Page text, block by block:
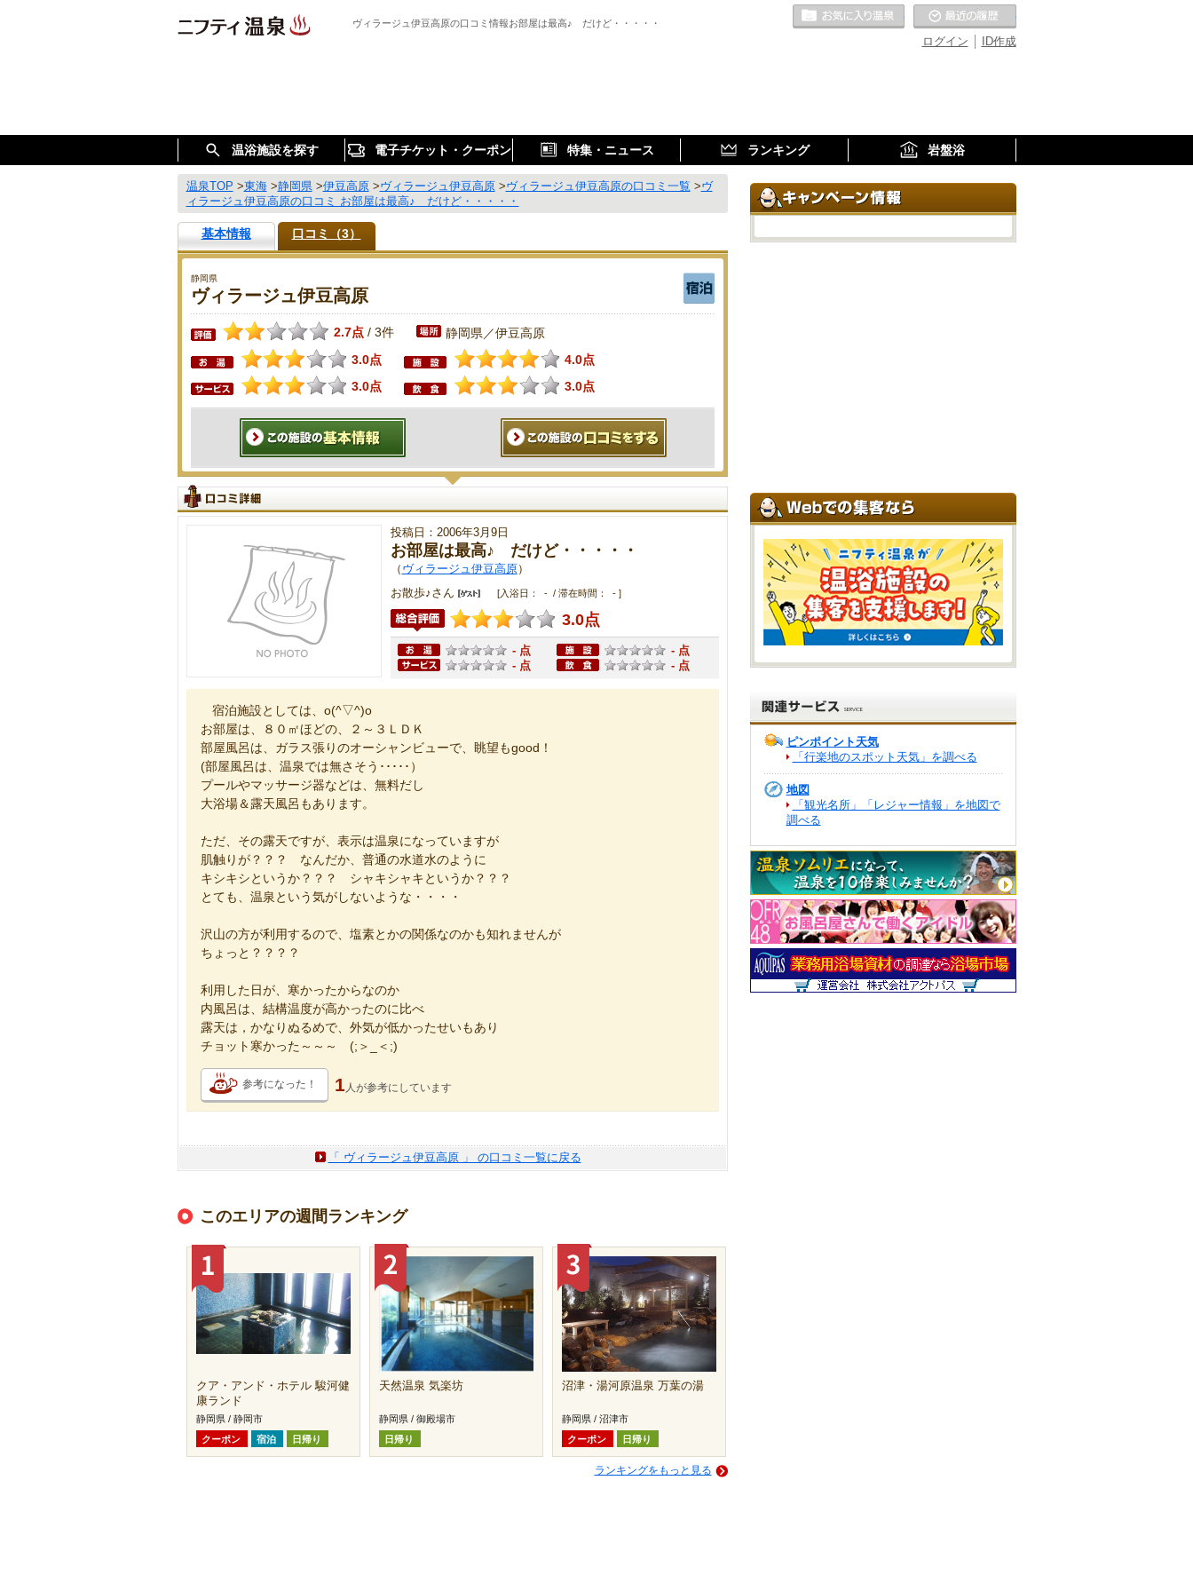
ヴィラージュ伊豆高原の口コミ情報お部屋は最高♪ だけど・・・・・
ID作成
ログイン
お気に入りの温泉
温浴施設を探す 電子チケット・クーポン 特集・ニュース ランキング 岩盤浴
温泉TOP >東海>静岡県>伊豆高原>ヴィラージュ伊豆高原>ヴィラージュ伊豆高原の口コミ一覧 >ヴ
ィラージュ伊豆高原の口コミ お部屋は最高♪ だけど・・・・・
基本情報 口コミ（3）
静岡県
ヴィラージュ伊豆高原
2.7点 / 3件 静岡県／伊豆高原
3.0点
4.0点
3.0点
3.0点
投稿日：2006年3月9日
お部屋は最高♪ だけど・・・・・
（ ヴィラージュ伊豆高原）
お散歩♪さん
[入浴日： - / 滞在時間： - ]
3.0点
- 点
- 点
- 点
- 点
宿泊施設としては、o(^▽^)o
お部屋は、８０㎡ほどの、２～３ＬＤＫ
部屋風呂は、ガラス張りのオーシャンビューで、眺望もgood！
(部屋風呂は、温泉では無さそう･････）
プールやマッサージ器などは、無料だし
大浴場＆露天風呂もあります。
ただ、その露天ですが、表示は温泉になっていますが
肌触りが？？？ なんだか、普通の水道水のように
キシキシというか？？？ シャキシャキというか？？？
とても、温泉という気がしないような・・・・
沢山の方が利用するので、塩素とかの関係なのかも知れませんが
ちょっと？？？？
利用した日が、寒かったからなのか
内風呂は、結構温度が高かったのに比べ
露天は，かなりぬるめで、外気が低かったせいもあり
チョット寒かった～～～ (;＞_＜;)
参考になった！ 1 人が参考にしています
「 ヴィラージュ伊豆高原 」 の口コミ一覧に戻る
このエリアの週間ランキング
クア・アンド・ホテル 駿河健
康ランド
静岡県 / 静岡市
クーポン
宿泊 日帰り
天然温泉 気楽坊
静岡県 / 御殿場市
日帰り
沼津・湯河原温泉 万葉の湯
静岡県 / 沼津市
クーポン
日帰り
ランキングをもっと見る
ピンポイント天気
「行楽地のスポット天気」を調べる
地図
「観光名所」「レジャー情報」を地図で
調べる